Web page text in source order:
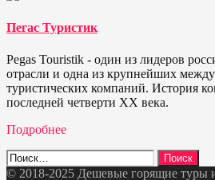
Пегас Туристик
Pegas Touristik - один из лидеров
отрасли и одна из крупнейших
туристических компаний. История
последней четверти ХХ века.
Подробнее
Найти:
© 2018-2025 Дешевые горящие туры